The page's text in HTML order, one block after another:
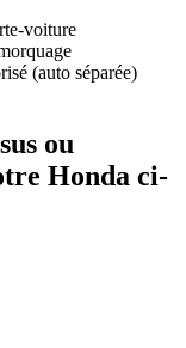
voiture
(auto séparée)
ou
Honda ci-